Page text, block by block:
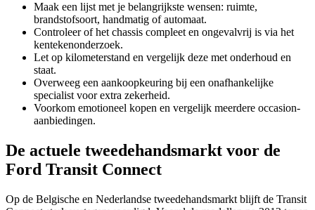
Maak een lijst met je belangrijkste wensen: ruimte,
brandstofsoort, handmatig of automaat.
Controleer of het chassis compleet en ongevalvrij is via het
kentekenonderzoek.
Let op kilometerstand en vergelijk deze met onderhoud en
staat.
Overweeg een aankoopkeuring bij een onafhankelijke
specialist voor extra zekerheid.
Voorkom emotioneel kopen en vergelijk meerdere occasion-
aanbiedingen.
De actuele tweedehandsmarkt voor de
Ford Transit Connect
Op de Belgische en Nederlandse tweedehandsmarkt blijft de Transit